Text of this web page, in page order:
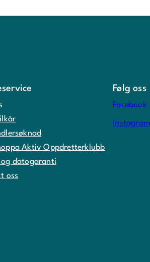
Aktiv Oppdretterklubb
og datogaranti
oss
Følg oss
Facebook
Instagram